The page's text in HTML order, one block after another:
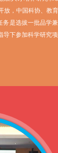
，中国科协、教
务是选拔一批品
导下参加科学研究